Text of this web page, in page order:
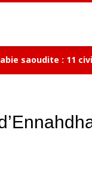
: 11 civils